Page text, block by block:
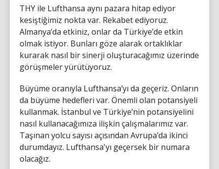
THY ile Lufthansa aynı pazara hitap ediyor
kesiştiğimiz nokta var. Rekabet ediyoruz.
Almanya’da etkiniz, onlar da Türkiye’de etkin
olmak istiyor. Bunları göze alarak ortaklıklar
kurarak nasıl bir sinerji oluşturacağımız üzerinde
görüşmeler yürütüyoruz.
Büyüme oranıyla Lufthansa’yı da geçeriz. Onların
da büyüme hedefleri var. Önemli olan potansiyeli
kullanmak. İstanbul ve Türkiye’nin potansiyelini
nasıl kullanacağımıza ilişkin çalışmalarımız var.
Taşınan yolcu sayısı açısından Avrupa’da ikinci
durumdayız. Lufthansa'yı geçersek bir numara
olacağız.